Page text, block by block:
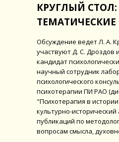
КРУГЛЫЙ СТОЛ:
Обсуждение ведет Л. А.
участвуют Д. С. Дроздов
кандидат
научный сотрудник
психологического
психотерапии ПИ РАО
"Психотерапия в истории
культурно-
публикаций по
вопросам смысла,